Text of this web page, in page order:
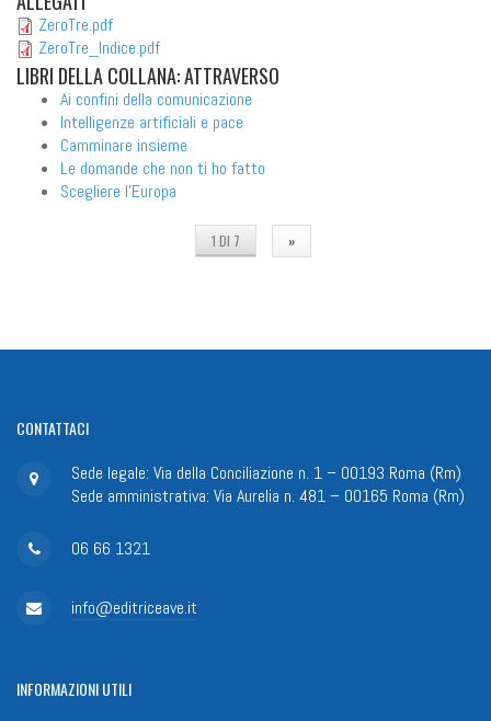
ZeroTre.pdf
ZeroTre_Indice.pdf
LIBRI DELLA COLLANA: ATTRAVERSO
Ai confini della comunicazione
Intelligenze artificiali e pace
Camminare insieme
Le domande che non ti ho fatto
Scegliere l'Europa
1 DI 7 »
CONTATTACI
Sede legale: Via della Conciliazione n. 1 – 00193 Roma (Rm)
Sede amministrativa: Via Aurelia n. 481 – 00165 Roma (Rm)
06 66 1321
info@editriceave.it
INFORMAZIONIUTILI